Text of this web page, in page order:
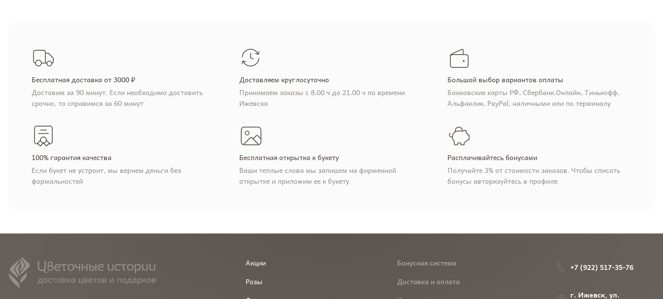
Бесплатная доставка от 3000 ₽
Доставим за 90 минут. Если необходимо доставить
срочно, то справимся за 60 минут
Доставляем круглосуточно
Принимаем заказы с 8.00 ч до 21.00 ч по времени
Ижевска
Большой выбор вариантов оплаты
Банковские карты РФ, Сбербанк.Онлайн, Тинькофф,
Альфаклик, PayPal, наличными или по терминалу
100% гарантия качества
Если букет не устроит, мы вернем деньги без
формальностей
Бесплатная открытка к букету
Ваши теплые слова мы запишем на фирменной
открытке и приложим ее к букету
Расплачивайтесь бонусами
Получайте 3% от стоимости заказов. Чтобы списать
бонусы авторизуйтесь в профиле
Акции
Розы
Бонусная система
Доставка и оплата
+7 (922) 517-35-76
г. Ижевск, ул.